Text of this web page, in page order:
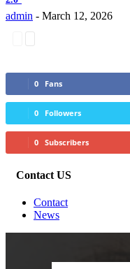
admin - March 12, 2026
0 Fans
0 Followers
0 Subscribers
Contact US
Contact
News